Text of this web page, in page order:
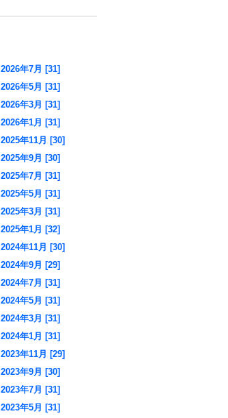
2026年7月 [31]
2026年5月 [31]
2026年3月 [31]
2026年1月 [31]
2025年11月 [30]
2025年9月 [30]
2025年7月 [31]
2025年5月 [31]
2025年3月 [31]
2025年1月 [32]
2024年11月 [30]
2024年9月 [29]
2024年7月 [31]
2024年5月 [31]
2024年3月 [31]
2024年1月 [31]
2023年11月 [29]
2023年9月 [30]
2023年7月 [31]
2023年5月 [31]